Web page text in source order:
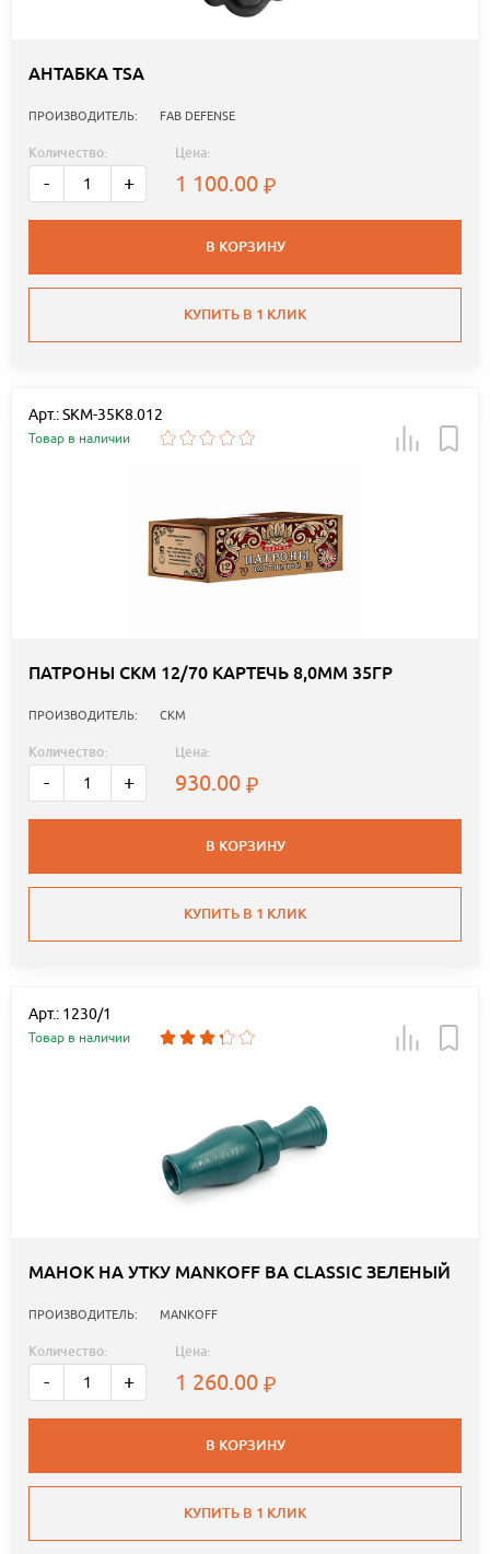
АНТАБКА TSA
ПРОИЗВОДИТЕЛЬ: FAB DEFENSE
Количество:
- +
Цена:
1 100.00
В КОРЗИНУ
КУПИТЬ В 1 КЛИК
Арт.: SKM-35K8.012
Товар в наличии
ПАТРОНЫ СКМ 12/70 КАРТЕЧЬ 8,0ММ 35ГР
ПРОИЗВОДИТЕЛЬ: СКМ
Количество:
- +
Цена:
930.00
В КОРЗИНУ
КУПИТЬ В 1 КЛИК
Арт.: 1230/1
Товар в наличии
МАНОК НА УТКУ MANKOFF BA CLASSIC ЗЕЛЕНЫЙ
ПРОИЗВОДИТЕЛЬ: MANKOFF
Количество:
- +
Цена:
1 260.00
В КОРЗИНУ
КУПИТЬ В 1 КЛИК